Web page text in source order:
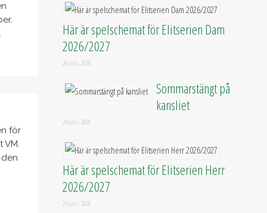
för
VM.
Här är spelschemat för Elitserien Dam
2026/2027
26 juni, 2026
Sommarstängt på
kansliet
24 juni, 2026
Här är spelschemat för Elitserien Herr
2026/2027
24 juni, 2026